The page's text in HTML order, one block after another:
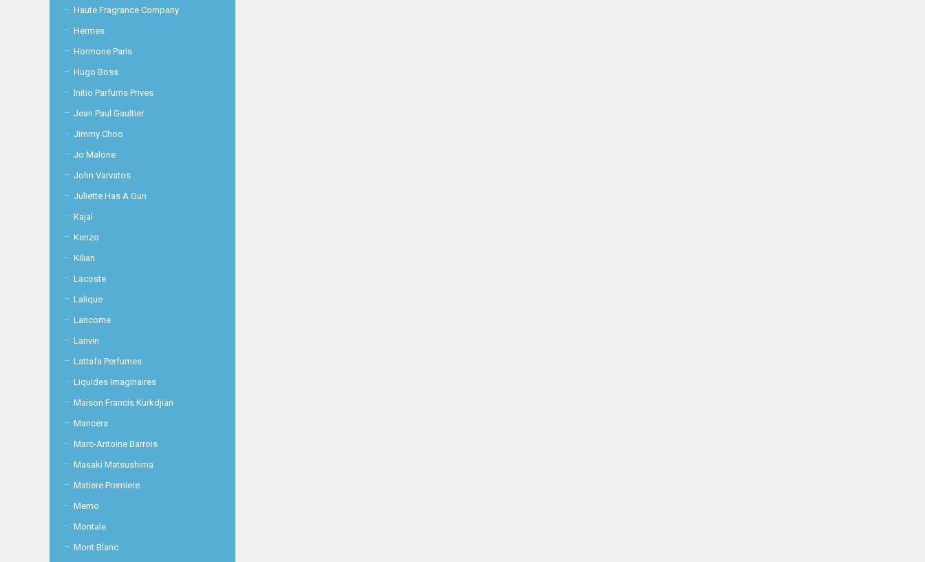
Haute Fragrance Company
Hermes
Hormone Paris
Hugo Boss
Initio Parfums Prives
Jean Paul Gaultier
Jimmy Choo
Jo Malone
John Varvatos
Juliette Has A Gun
Kajal
Kenzo
Kilian
Lacoste
Lalique
Lancome
Lanvin
Lattafa Perfumes
Liquides Imaginaires
Maison Francis Kurkdjian
Mancera
Marc-Antoine Barrois
Masaki Matsushima
Matiere Premiere
Memo
Montale
Mont Blanc